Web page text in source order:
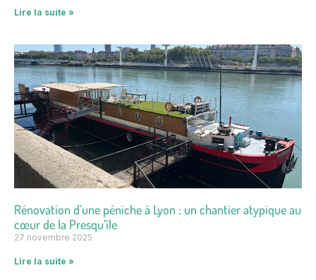
Lire la suite »
Rénovation d’une péniche à Lyon : un chantier atypique au
cœur de la Presqu’île
27 novembre 2025
Lire la suite »